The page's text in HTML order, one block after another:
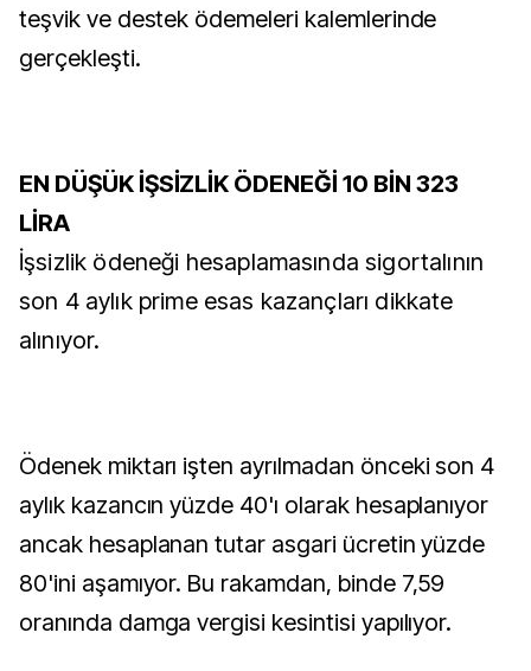
teşvik ve destek ödemeleri kalemlerinde
gerçekleşti.
EN DÜŞÜK İŞSİZLİK ÖDENEĞİ 10 BİN 323
LİRA
İşsizlik ödeneği hesaplamasında sigortalının
son 4 aylık prime esas kazançları dikkate
alınıyor.
Ödenek miktarı işten ayrılmadan önceki son 4
aylık kazancın yüzde 40'ı olarak hesaplanıyor
ancak hesaplanan tutar asgari ücretin yüzde
80'ini aşamıyor. Bu rakamdan, binde 7,59
oranında damga vergisi kesintisi yapılıyor.